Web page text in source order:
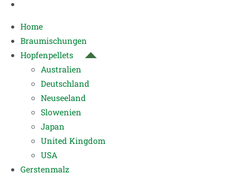
Home
Braumischungen
Hopfenpellets
Australien
Deutschland
Neuseeland
Slowenien
Japan
United Kingdom
USA
Gerstenmalz